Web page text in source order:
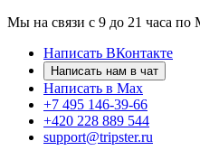
Мы на связи с 9 до 21 часа по
Написать ВКонтакте
Написать нам в чат
Написать в Max
+7 495 146-39-66
+420 228 889 544
support@tripster.ru